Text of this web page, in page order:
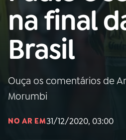
01 INÍCIO
02A RÁDIO
03PROGRAMAÇÃO
na final
Brasil
Ouça os comentários de
Morumbi
NO AR EM31/12/2020, 03:00